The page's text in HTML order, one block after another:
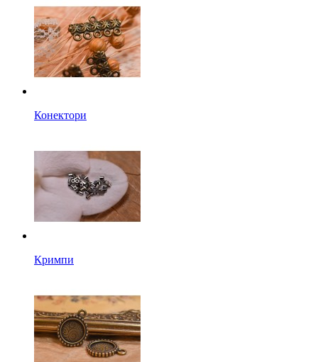
Конектори
Кримпи